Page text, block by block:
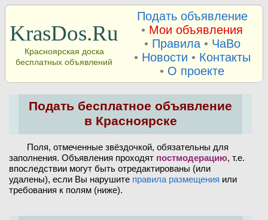
KrasDos.Ru
Красноярская доска
бесплатных объявлений
Подать объявление
• Мои объявления
• Правила• ЧаВо
• Новости • Контакты
• О проекте
Подать бесплатное объявление
в Красноярске
Поля, отмеченные звёздочкой, обязательны для
заполнения. Объявления проходят постмодерацию, т.е.
впоследствии могут быть отредактированы (или
удалены), если Вы нарушите правила размещения или
требования к полям (ниже).